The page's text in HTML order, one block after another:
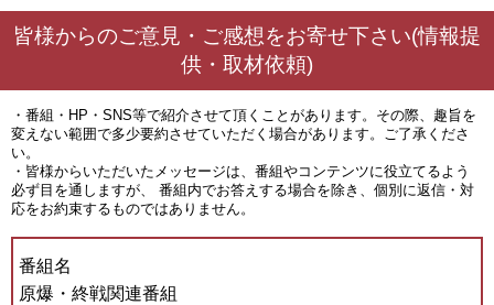
皆様からのご意見・ご感想をお寄せ下さい(情報提
供・取材依頼)
・番組・HP・SNS等で紹介させて頂くことがあります。その際、趣旨を
変えない範囲で多少要約させていただく場合があります。ご了承くださ
い。
・皆様からいただいたメッセージは、番組やコンテンツに役立てるよう
必ず目を通しますが、 番組内でお答えする場合を除き、個別に返信・対
応をお約束するものではありません。
番組名
原爆・終戦関連番組